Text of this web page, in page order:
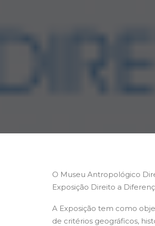
O Museu Antropológico
Exposição Direito a
A Exposição tem como
de critérios geográficos,